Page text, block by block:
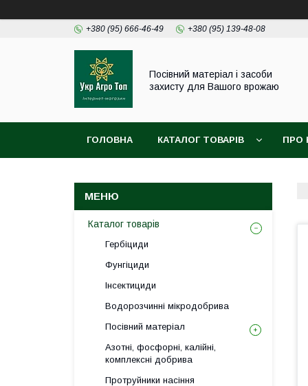
+380 (95) 666-46-49 +380 (95) 139-48-08
Посівний матеріал і засоби
захисту для Вашого врожаю
ГОЛОВНА КАТАЛОГ ТОВАРІВ ПРО
Каталог товарів
Гербіциди
Фунгіциди
Інсектициди
Водорозчинні мікродобрива
Посівний матеріал
Азотні, фосфорні, калійні,
комплексні добрива
Протруйники насіння